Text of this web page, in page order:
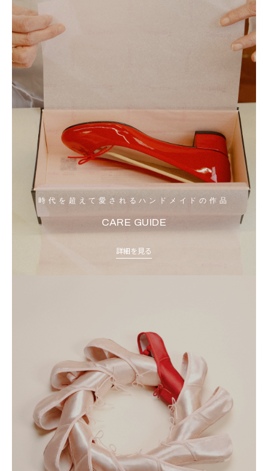
時代を超えて愛されるハンドメイドの作品
CARE GUIDE
詳細を見る